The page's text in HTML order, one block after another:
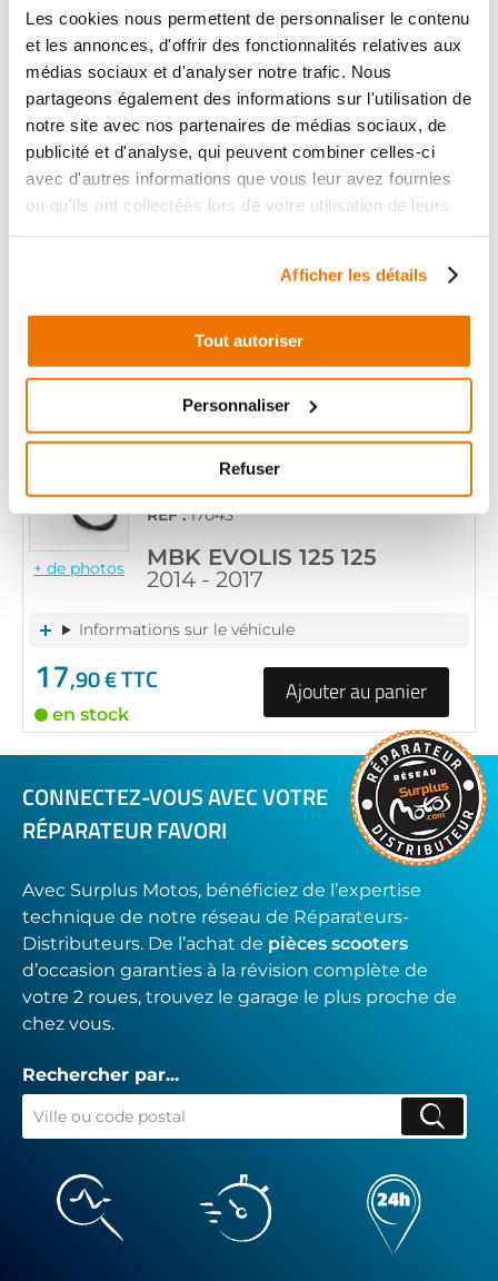
Les cookies nous permettent de personnaliser le contenu
et les annonces, d'offrir des fonctionnalités relatives aux
médias sociaux et d'analyser notre trafic. Nous
partageons également des informations sur l'utilisation de
notre site avec nos partenaires de médias sociaux, de
publicité et d'analyse, qui peuvent combiner celles-ci
avec d'autres informations que vous leur avez fournies
ou qu'ils ont collectées lors de votre utilisation de leurs
Afficher les détails
Tout autoriser
Personnaliser
Refuser
Informations sur le véhicule
14,90 € TTC
en stock
Ajouter au panier
CABLE D'ACCELERATEUR
MBK EVOLIS 125 125
Informations sur le véhicule
14,90 € TTC Ajouter au panier
+ de photos
CABLE D'ACCELERATEUR
RÉF :17043
MBK EVOLIS 125 125
2014 - 2017
Informations sur le véhicule
17,90 € TTC
en stock
Ajouter au panier
CONNECTEZ-VOUS AVEC VOTRE
RÉPARATEUR FAVORI
Avec Surplus Motos, bénéficiez de l’expertise
technique de notre réseau de Réparateurs-
Distributeurs. De l’achat de pièces scooters
d’occasion garanties à la révision complète de
votre 2 roues, trouvez le garage le plus proche de
chez vous.
Rechercher par...